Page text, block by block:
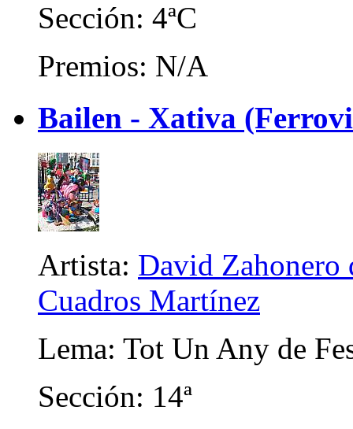
Sección: 4ªC
Premios: N/A
Bailen - Xativa
Artista: David Zahonero
Cuadros Martínez
Lema: Tot Un Any de
Sección: 14ª